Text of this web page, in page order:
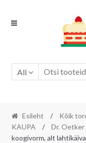
Skip
Skip
All
Esileht /
Kõik
KAUPA
/ Dr. Oetker
koogivorm, alt